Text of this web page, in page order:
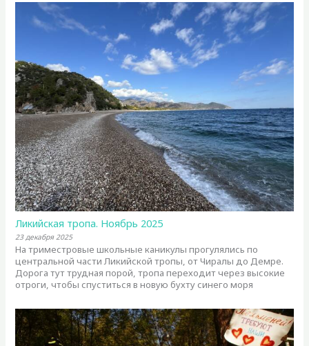
Ликийская тропа. Ноябрь 2025
23 декабря 2025
На триместровые школьные каникулы прогулялись по
центральной части Ликийской тропы, от Чиралы до Демре.
Дорога тут трудная порой, тропа переходит через высокие
отроги, чтобы спуститься в новую бухту синего моря